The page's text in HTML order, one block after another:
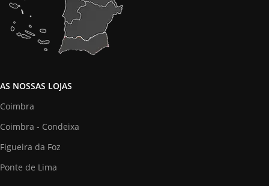
AS NOSSAS LOJAS
Coimbra
Coimbra - Condeixa
Figueira da Foz
Ponte de Lima